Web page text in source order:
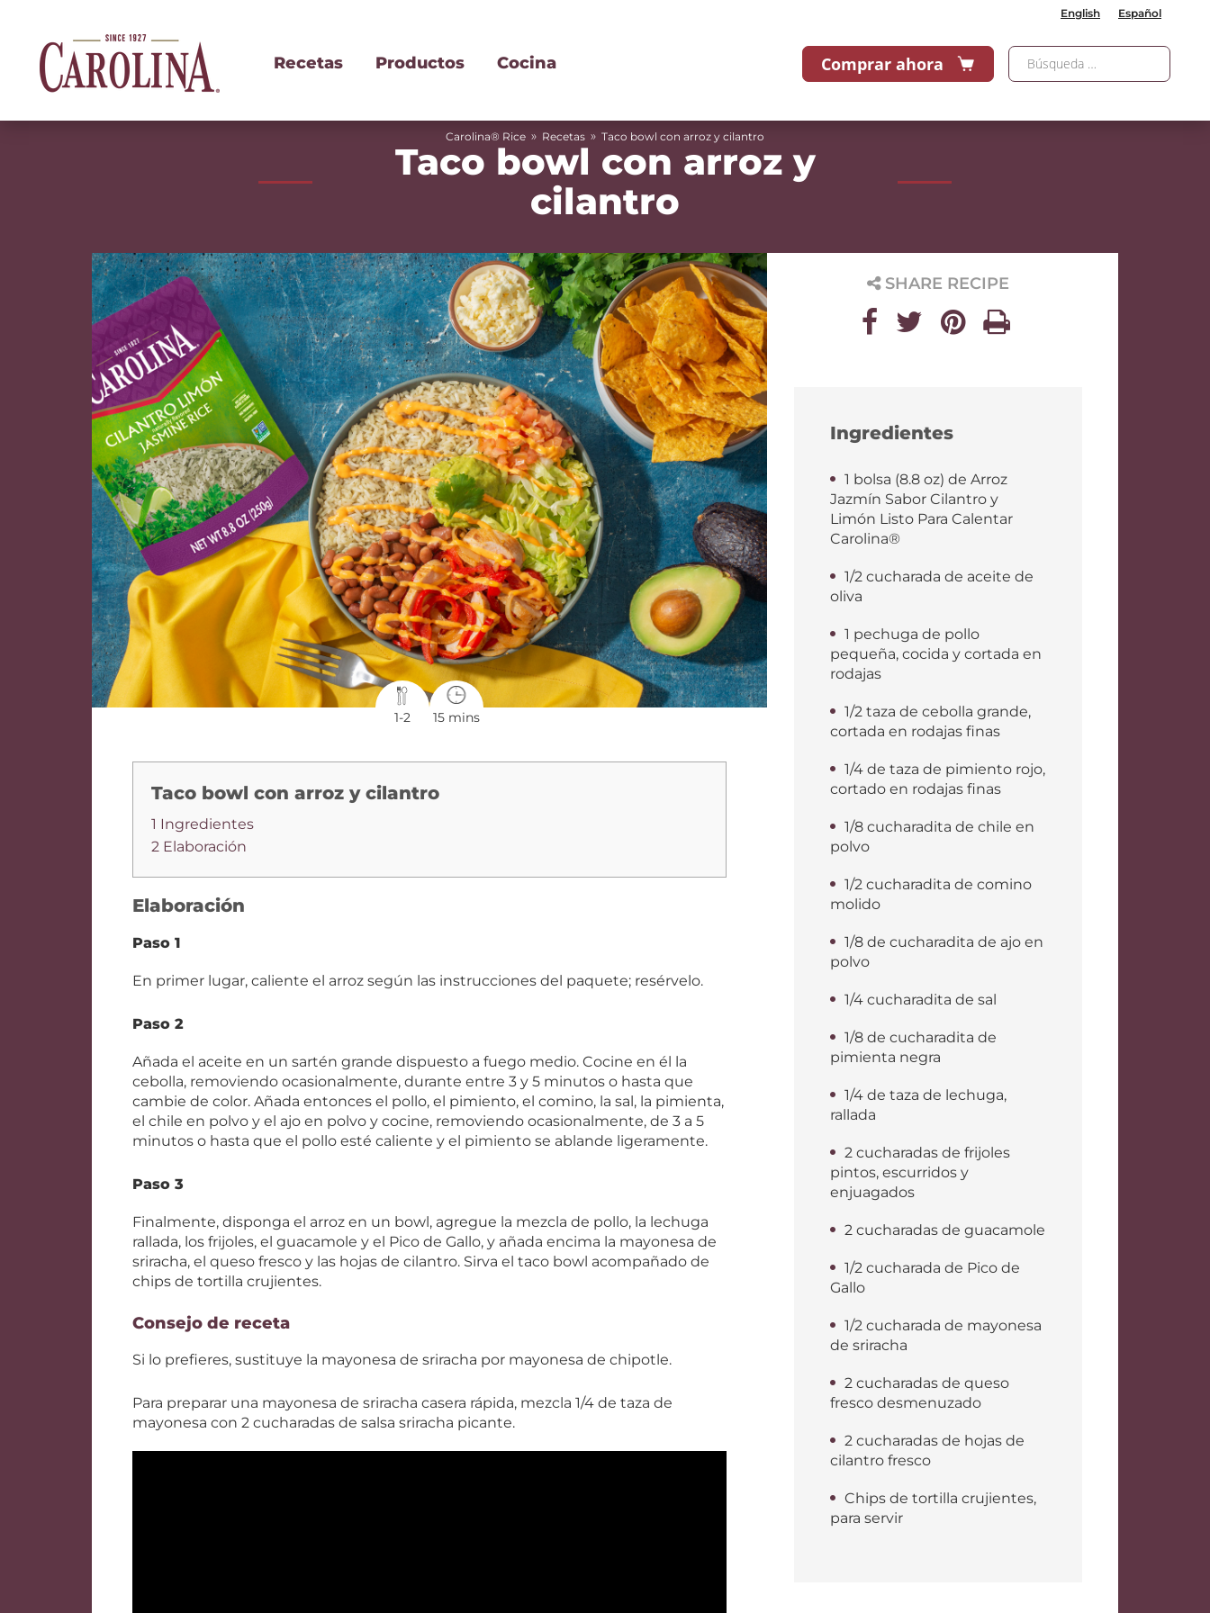
English Español
Recetas Productos Cocina Comprar ahora
Carolina® Rice » Recetas » Taco bowl con arroz y cilantro
Taco bowl con arroz y
cilantro
1-2 15 mins
SHARE RECIPE
Ingredientes
1 bolsa (8.8 oz) de Arroz
Jazmín Sabor Cilantro y
Limón Listo Para Calentar
Carolina®
1/2 cucharada de aceite de
oliva
1 pechuga de pollo
pequeña, cocida y cortada en
rodajas
1/2 taza de cebolla grande,
cortada en rodajas finas
1/4 de taza de pimiento rojo,
cortado en rodajas finas
1/8 cucharadita de chile en
polvo
1/2 cucharadita de comino
molido
1/8 de cucharadita de ajo en
polvo
1/4 cucharadita de sal
1/8 de cucharadita de
pimienta negra
1/4 de taza de lechuga,
rallada
2 cucharadas de frijoles
pintos, escurridos y
enjuagados
2 cucharadas de guacamole
1/2 cucharada de Pico de
Gallo
1/2 cucharada de mayonesa
de sriracha
2 cucharadas de queso
fresco desmenuzado
2 cucharadas de hojas de
cilantro fresco
Chips de tortilla crujientes,
para servir
Taco bowl con arroz y cilantro
1 Ingredientes
2 Elaboración
Elaboración
Paso 1
En primer lugar, caliente el arroz según las instrucciones del paquete; resérvelo.
Paso 2
Añada el aceite en un sartén grande dispuesto a fuego medio. Cocine en él la
cebolla, removiendo ocasionalmente, durante entre 3 y 5 minutos o hasta que
cambie de color. Añada entonces el pollo, el pimiento, el comino, la sal, la pimienta,
el chile en polvo y el ajo en polvo y cocine, removiendo ocasionalmente, de 3 a 5
minutos o hasta que el pollo esté caliente y el pimiento se ablande ligeramente.
Paso 3
Finalmente, disponga el arroz en un bowl, agregue la mezcla de pollo, la lechuga
rallada, los frijoles, el guacamole y el Pico de Gallo, y añada encima la mayonesa de
sriracha, el queso fresco y las hojas de cilantro. Sirva el taco bowl acompañado de
chips de tortilla crujientes.
Consejo de receta
Si lo prefieres, sustituye la mayonesa de sriracha por mayonesa de chipotle.
Para preparar una mayonesa de sriracha casera rápida, mezcla 1/4 de taza de
mayonesa con 2 cucharadas de salsa sriracha picante.